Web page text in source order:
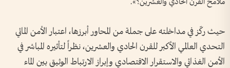
حيث ركّز في مداخلته على جملة من المحاور أبرزها، اعتبار الأمن المائي
التحدي العالمي الأكبر للقرن الحادي والعشرين، نظراً لتأثيره المباشر في
الأمن الغذائي والاستقرار الاقتصادي وإبراز الارتباط الوثيق بين الماء